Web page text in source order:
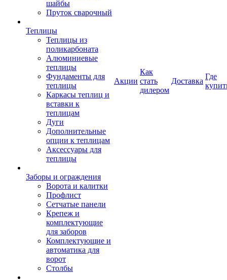
шайбы
Пруток сварочный
Теплицы
Теплицы из
поликарбоната
Алюминиевые
теплицы
Фундаменты для
теплицы
Каркасы теплиц и
вставки к
теплицам
Дуги
Дополнительные
опции к теплицам
Аксессуары для
теплицы
Заборы и ограждения
Ворота и калитки
Профлист
Сетчатые панели
Крепеж и
комплектующие
для заборов
Комплектующие и
автоматика для
ворот
Столбы
Акции
Как
стать
дилером
Доставка
Где